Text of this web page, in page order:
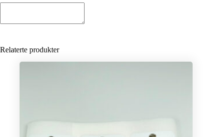
Relaterte produkter